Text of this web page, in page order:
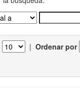
| Ordenar por